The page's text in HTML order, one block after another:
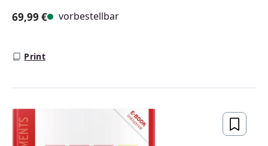
69,99 € vorbestellbar
Print